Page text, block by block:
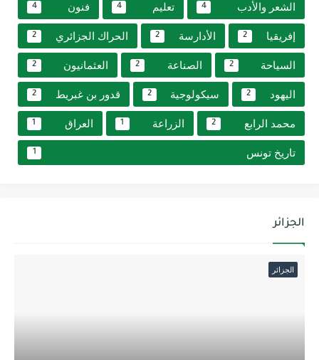
الشعر والأدب 4 تعليم 4 فنون 4
إفريقيا 2 الأدارسة 2 الحراك الجزائري 2
السياحة 2 الصناعة 2 العثمانيون 2
اليهود 2 سيكولوجية 2 قدور بن غبريط 2
محمد الرابع 2 الزراعة 1 العراق 1
تاريخ تونس 1
الجزائر
الجزائر